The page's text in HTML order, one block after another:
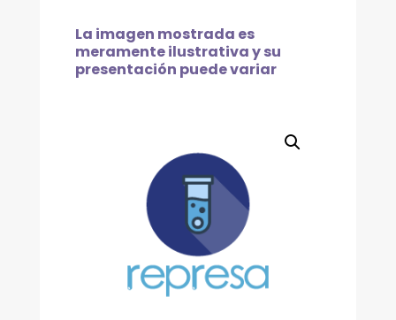
La imagen mostrada es
meramente ilustrativa y su
presentación puede variar